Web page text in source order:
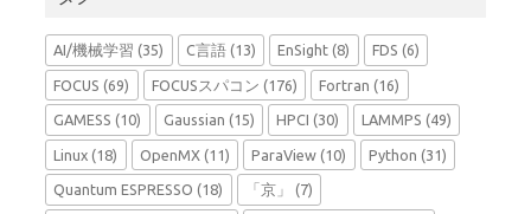
AI/機械学習 (35) C言語(13) EnSight (8) FDS (6)
FOCUS (69) FOCUSスパコン (176) Fortran (16)
GAMESS (10) Gaussian (15) HPCI (30) LAMMPS (49)
Linux (18) OpenMX(11) ParaView (10) Python (31)
Quantum ESPRESSO (18) 「京」 (7)